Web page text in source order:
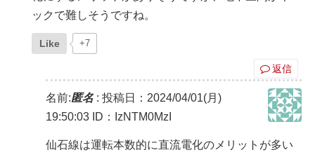
ックで難しそうですね。
Like +7
返信
名前:匿名: 投稿日：2024/04/01(月)
19:50:03 ID：IzNTM0MzI
仙石線は運転本数的に直流電化のメリットが多い